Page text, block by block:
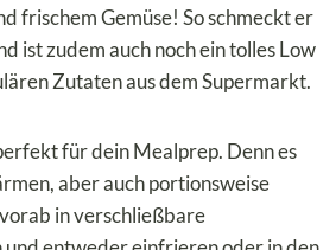
frischem Gemüse! So schmeckt er
ist zudem auch noch ein tolles Low
Zutaten aus dem Supermarkt.
für dein Mealprep. Denn es
aber auch portionsweise
in verschließbare